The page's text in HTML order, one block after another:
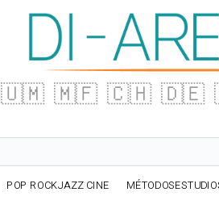
🇺🇲 🇲🇫 🇨🇭 🇩🇪
POP ROCKJAZZ CINE